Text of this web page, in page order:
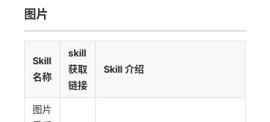
图片
Skill
名称
skill
获取
链接
Skill 介绍
图片